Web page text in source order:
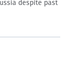
despite past